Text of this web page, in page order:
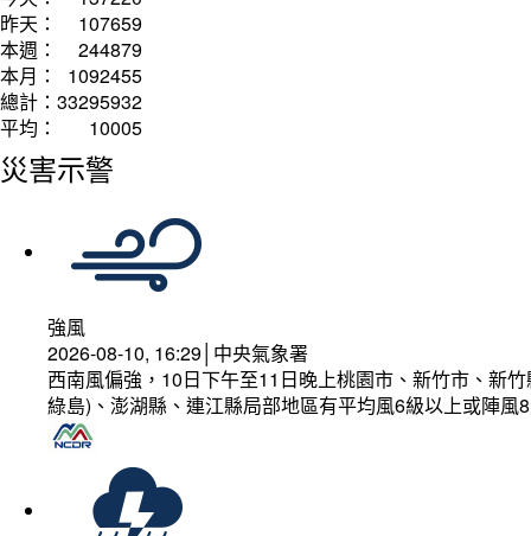
昨天：
107659
本週：
244879
本月：
1092455
總計： 33295932
平均：
10005
災害示警
強風
2026-08-10, 16:29│中央氣象署
西南風偏強，10日下午至11日晚上桃園市、新竹市、新
綠島)、澎湖縣、連江縣局部地區有平均風6級以上或陣